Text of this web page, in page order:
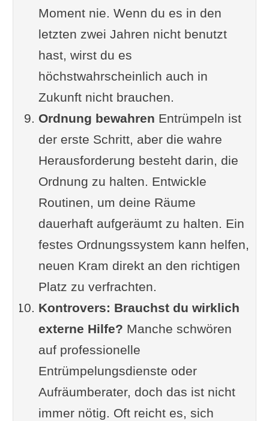
Moment nie. Wenn du es in den
letzten zwei Jahren nicht benutzt
hast, wirst du es
höchstwahrscheinlich auch in
Zukunft nicht brauchen.
Ordnung bewahren Entrümpeln ist
der erste Schritt, aber die wahre
Herausforderung besteht darin, die
Ordnung zu halten. Entwickle
Routinen, um deine Räume
dauerhaft aufgeräumt zu halten. Ein
festes Ordnungssystem kann helfen,
neuen Kram direkt an den richtigen
Platz zu verfrachten.
Kontrovers: Brauchst du wirklich
externe Hilfe? Manche schwören
auf professionelle
Entrümpelungsdienste oder
Aufräumberater, doch das ist nicht
immer nötig. Oft reicht es, sich